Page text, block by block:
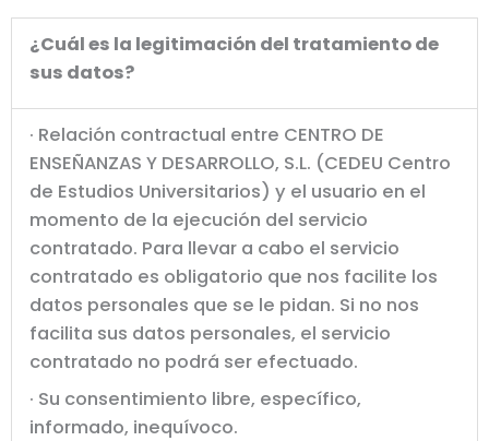
¿Cuál es la legitimación del tratamiento de
sus datos?
· Relación contractual entre CENTRO DE
ENSEÑANZAS Y DESARROLLO, S.L. (CEDEU Centro
de Estudios Universitarios) y el usuario en el
momento de la ejecución del servicio
contratado. Para llevar a cabo el servicio
contratado es obligatorio que nos facilite los
datos personales que se le pidan. Si no nos
facilita sus datos personales, el servicio
contratado no podrá ser efectuado.
· Su consentimiento libre, específico,
informado, inequívoco.